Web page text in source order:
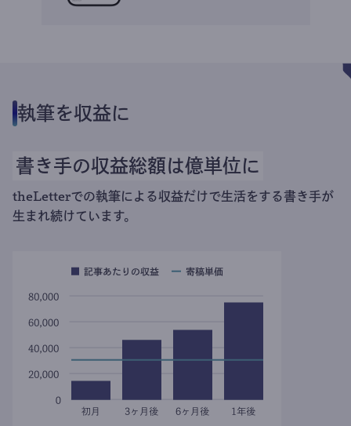
執筆を収益に
書き手の収益総額は億単位に
theLetterでの執筆による収益だけで生活をする書き手が
生まれ続けています。